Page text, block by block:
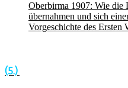
Oberbirma 1907: Wie die
übernahmen und sich
Vorgeschichte des
(5.)